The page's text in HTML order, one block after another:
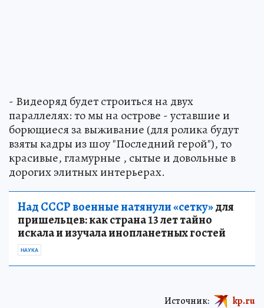
- Видеоряд будет строиться на двух
параллелях: то мы на острове - уставшие и
борющиеся за выживание (для ролика будут
взяты кадры из шоу "Последний герой"), то
красивые, гламурные , сытые и довольные в
дорогих элитных интерьерах.
Над СССР военные натянули «сетку»для
пришельцев: как страна 13 лет тайно
искала и изучала инопланетных гостей
НАУКА
Источник: kp.ru